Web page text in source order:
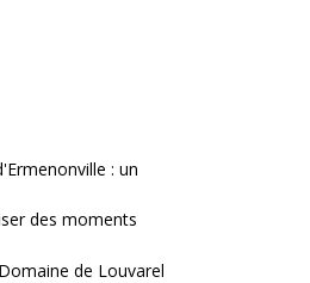
: un
des moments
de Louvarel